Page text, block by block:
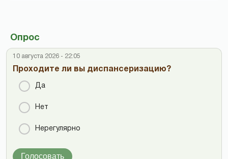
Опрос
10 августа 2026 - 22:05
Проходите ли вы диспансеризацию?
Да
Нет
Нерегулярно
Голосовать